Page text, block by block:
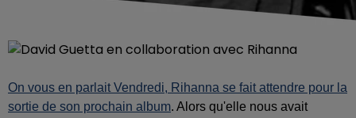
On vous en parlait Vendredi, Rihanna se fait attendre pour la
sortie de son prochain album. Alors qu'elle nous avait